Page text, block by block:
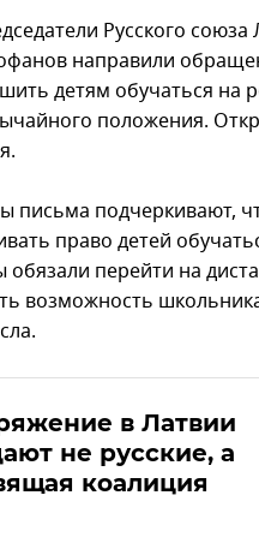
Русского
направили
детям обучаться на
положения.
письма подчеркивают,
право детей
обязали перейти на
возможность
в Латвии
не русские, а
коалиция